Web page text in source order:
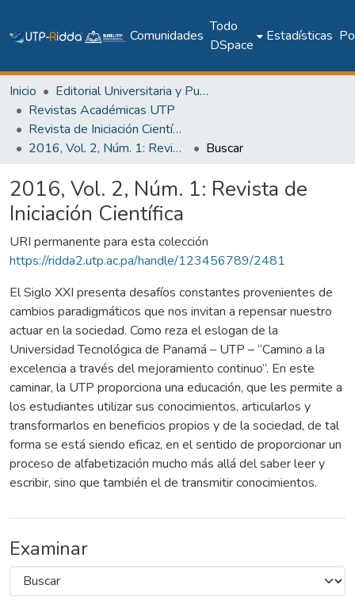
Comunidades
Todo
DSpace
Estadísticas
Inicio
Editorial Universitaria y Publicaciones Seriadas
Revistas Académicas UTP
Revista de Iniciación Científica
2016, Vol. 2, Núm. 1: Revista de Iniciación Científica
Buscar
2016, Vol. 2, Núm. 1: Revista de
Iniciación Científica
URI permanente para esta colección
https://ridda2.utp.ac.pa/handle/123456789/2481
El Siglo XXI presenta desafíos constantes provenientes de
cambios paradigmáticos que nos invitan a repensar nuestro
actuar en la sociedad. Como reza el eslogan de la
Universidad Tecnológica de Panamá – UTP – “Camino a la
excelencia a través del mejoramiento continuo”. En este
caminar, la UTP proporciona una educación, que les permite a
los estudiantes utilizar sus conocimientos, articularlos y
transformarlos en beneficios propios y de la sociedad, de tal
forma se está siendo eficaz, en el sentido de proporcionar un
proceso de alfabetización mucho más allá del saber leer y
escribir, sino que también el de transmitir conocimientos.
Examinar